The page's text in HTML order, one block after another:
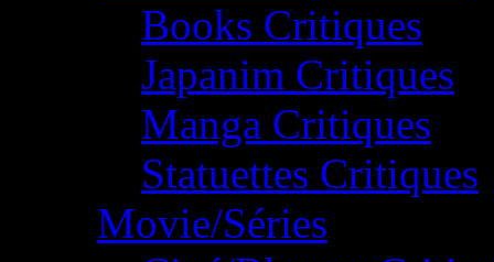
Books Critiques
Japanim Critiques
Manga Critiques
Statuettes Critiques
Movie/Séries